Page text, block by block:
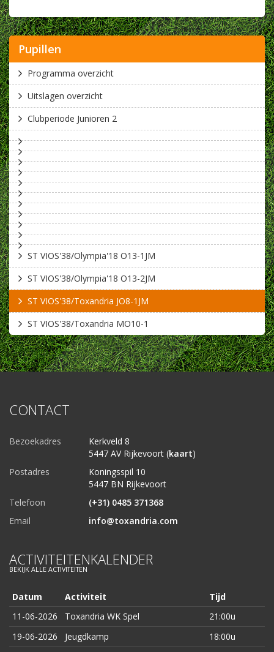
Pupillen
Programma overzicht
Uitslagen overzicht
Clubperiode Junioren 2
ST VIOS'38/Olympia'18 O13-1JM
ST VIOS'38/Olympia'18 O13-2JM
ST VIOS'38/Toxandria JO8-1JM
ST VIOS'38/Toxandria MO10-1
CONTACT
Bezoekadres
Kerkveld 8
5447 AV Rijkevoort (kaart)
Postadres
Koningsspil 10
5447 BN Rijkevoort
Telefoon
(+31) 0485 371368
Email
info@toxandria.com
ACTIVITEITENKALENDER
BEKIJK ALLE ACTIVITEITEN
Datum Activiteit
Tijd
11-06-2026
Toxandria WK Spel
21:00u
19-06-2026
Jeugdkamp
18:00u